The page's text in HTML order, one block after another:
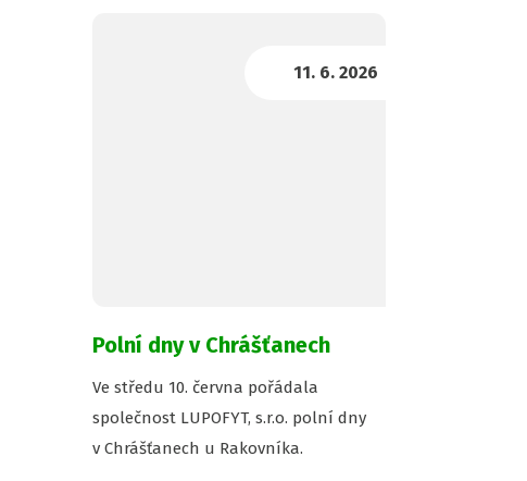
Polní dny v Chrášťanech
Ve středu 10. června pořádala
společnost LUPOFYT, s.r.o. polní dny
v Chrášťanech u Rakovníka.